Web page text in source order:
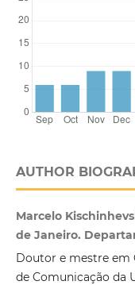
AUTHOR
Marcelo
de Janeiro.
Doutor e mestre em
de Comunicação da